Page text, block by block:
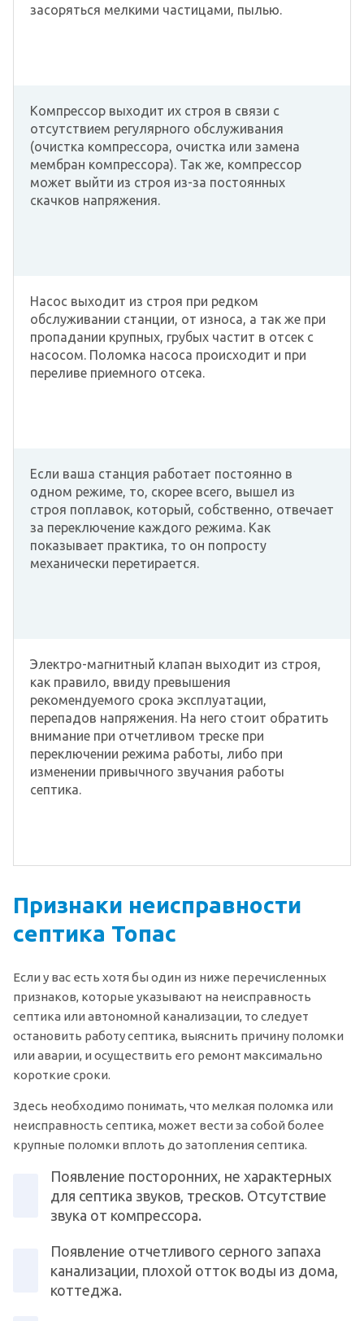
засоряться мелкими частицами, пылью.
Компрессор выходит их строя в связи с
отсутствием регулярного обслуживания
(очистка компрессора, очистка или замена
мембран компрессора). Так же, компрессор
может выйти из строя из-за постоянных
скачков напряжения.
Насос выходит из строя при редком
обслуживании станции, от износа, а так же при
пропадании крупных, грубых частит в отсек с
насосом. Поломка насоса происходит и при
переливе приемного отсека.
Если ваша станция работает постоянно в
одном режиме, то, скорее всего, вышел из
строя поплавок, который, собственно, отвечает
за переключение каждого режима. Как
показывает практика, то он попросту
механически перетирается.
Электро-магнитный клапан выходит из строя,
как правило, ввиду превышения
рекомендуемого срока эксплуатации,
перепадов напряжения. На него стоит обратить
внимание при отчетливом треске при
переключении режима работы, либо при
изменении привычного звучания работы
септика.
Признаки неисправности
септика Топас
Если у вас есть хотя бы один из ниже перечисленных
признаков, которые указывают на неисправность
септика или автономной канализации, то следует
остановить работу септика, выяснить причину поломки
или аварии, и осуществить его ремонт максимально
короткие сроки.
Здесь необходимо понимать, что мелкая поломка или
неисправность септика, может вести за собой более
крупные поломки вплоть до затопления септика.
Появление посторонних, не характерных
для септика звуков, тресков. Отсутствие
звука от компрессора.
Появление отчетливого серного запаха
канализации, плохой отток воды из дома,
коттеджа.